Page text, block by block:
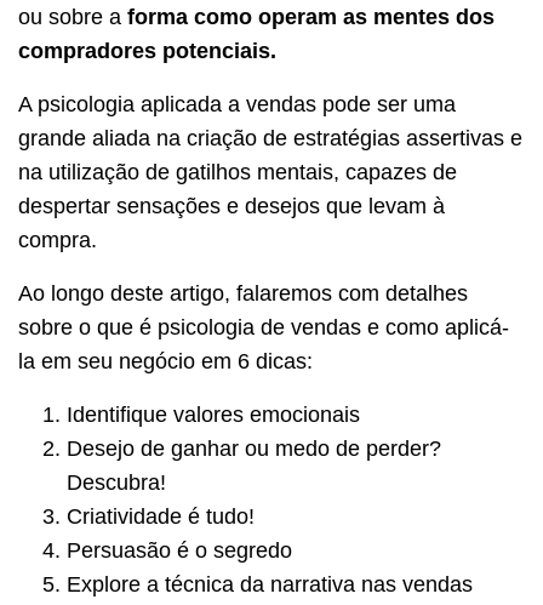
ou sobre a forma como operam as mentes dos
compradores potenciais.
A psicologia aplicada a vendas pode ser uma
grande aliada na criação de estratégias assertivas e
na utilização de gatilhos mentais, capazes de
despertar sensações e desejos que levam à
compra.
Ao longo deste artigo, falaremos com detalhes
sobre o que é psicologia de vendas e como aplicá-
la em seu negócio em 6 dicas:
Identifique valores emocionais
Desejo de ganhar ou medo de perder?
Descubra!
Criatividade é tudo!
Persuasão é o segredo
Explore a técnica da narrativa nas vendas